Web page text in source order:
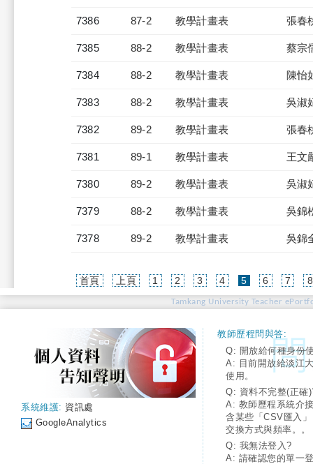
7386 87-2 教學計畫表 張春
7385 88-2 教學計畫表 蔡宗
7384 88-2 教學計畫表 陳怡
7383 88-2 教學計畫表 吳淑
7382 89-2 教學計畫表 張春
7381 89-1 教學計畫表 王文
7380 89-2 教學計畫表 吳淑
7379 88-2 教學計畫表 吳錦
7378 89-2 教學計畫表 吳錦
首頁 上頁 1 2 3 4 5(current)
6 7 8
Tamkang University Teacher
系統維護: 資訊處
GoogleAnalytics
教師歷程問與答:
Q: 開放給何種身份
A: 目前開放給淡江
使用。
Q: 資料不完整(正確
A: 教師歷程系統介
含某些「CSV匯入
交換方式與頻率。。
Q: 我無法登入?
A: 請確認您的單一